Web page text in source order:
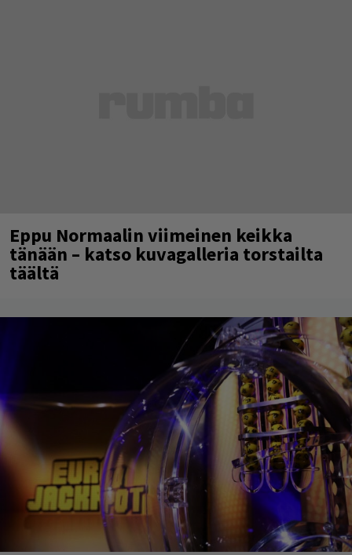
Eppu Normaalin viimeinen keikka
tänään – katso kuvagalleria torstailta
täältä